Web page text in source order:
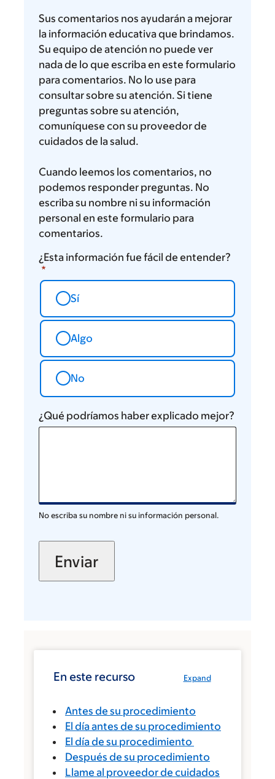
Sus comentarios nos ayudarán a mejorar
la información educativa que brindamos.
Su equipo de atención no puede ver
nada de lo que escriba en este formulario
para comentarios. No lo use para
consultar sobre su atención. Si tiene
preguntas sobre su atención,
comuníquese con su proveedor de
cuidados de la salud.
Cuando leemos los comentarios, no
podemos responder preguntas. No
escriba su nombre ni su información
personal en este formulario para
comentarios.
¿Esta información fue fácil de entender?
Sí
Algo
No
¿Qué podríamos haber explicado mejor?
No escriba su nombre ni su información personal.
Expand
En este recurso
Antes de su procedimiento
El día antes de su procedimiento
El día de su procedimiento
Después de su procedimiento
Llame al proveedor de cuidados